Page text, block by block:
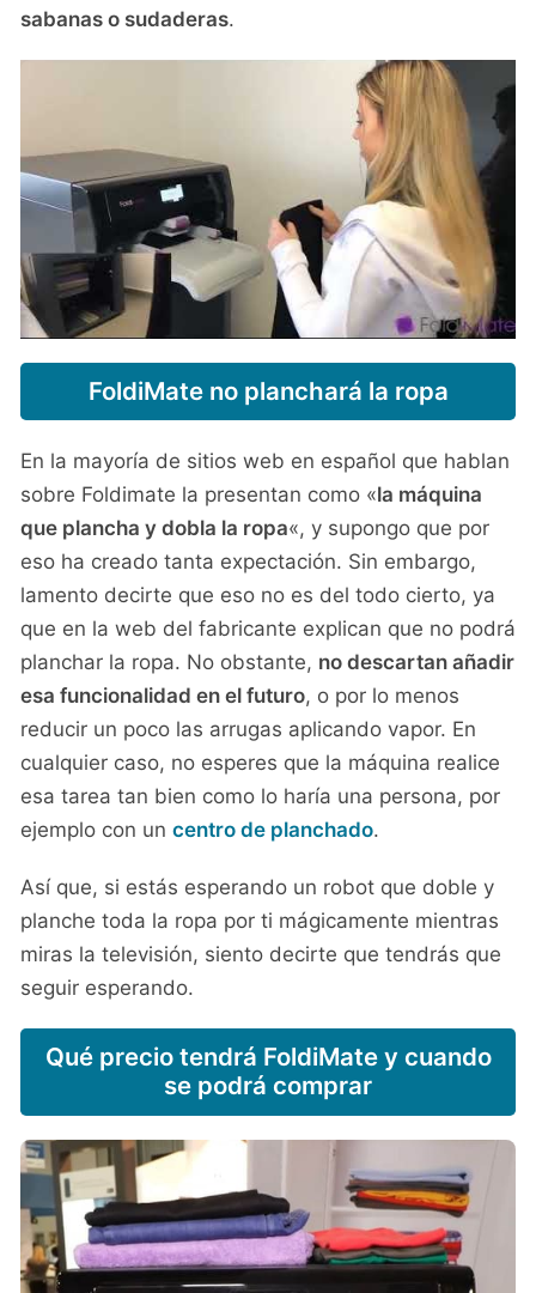
sabanas o sudaderas.
FoldiMate no planchará la ropa
En la mayoría de sitios web en español que hablan
sobre Foldimate la presentan como «la máquina
que plancha y dobla la ropa«, y supongo que por
eso ha creado tanta expectación. Sin embargo,
lamento decirte que eso no es del todo cierto, ya
que en la web del fabricante explican que no podrá
planchar la ropa. No obstante, no descartan añadir
esa funcionalidad en el futuro, o por lo menos
reducir un poco las arrugas aplicando vapor. En
cualquier caso, no esperes que la máquina realice
esa tarea tan bien como lo haría una persona, por
ejemplo con un centro de planchado.
Así que, si estás esperando un robot que doble y
planche toda la ropa por ti mágicamente mientras
miras la televisión, siento decirte que tendrás que
seguir esperando.
Qué precio tendrá FoldiMate y cuando
se podrá comprar